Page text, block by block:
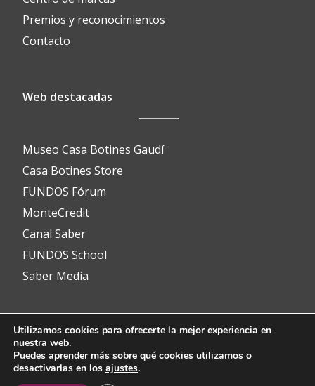
Premios y reconocimientos
Contacto
Web destacadas
Museo Casa Botines Gaudí
Casa Botines Store
FUNDOS Fórum
MonteCredit
Canal Saber
FUNDOS School
Saber Media
Contacto
Utilizamos cookies para ofrecerte la mejor experiencia en
nuestra web.
Puedes aprender más sobre qué cookies utilizamos o
desactivarlas en los ajustes.